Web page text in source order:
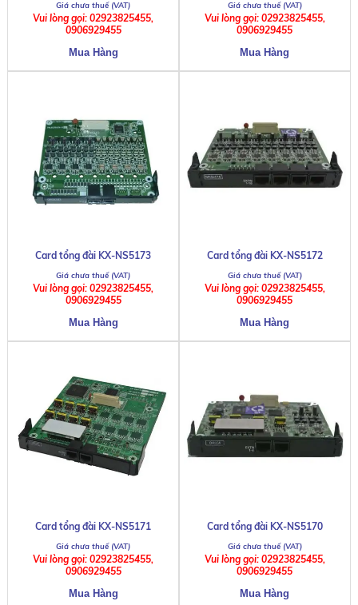
Vui lòng gọi: 02923825455,
0906929455
Vui lòng gọi: 02923825455,
0906929455
Card tổng đài KX-NS5173
Vui lòng gọi: 02923825455,
0906929455
Card tổng đài KX-NS5172
Vui lòng gọi: 02923825455,
0906929455
Card tổng đài KX-NS5171
Vui lòng gọi: 02923825455,
0906929455
Card tổng đài KX-NS5170
Vui lòng gọi: 02923825455,
0906929455